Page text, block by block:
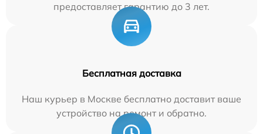
предоставляет гарантию до 3 лет.
Бесплатная доставка
Наш курьер в Москве бесплатно доставит ваше
устройство на ремонт и обратно.